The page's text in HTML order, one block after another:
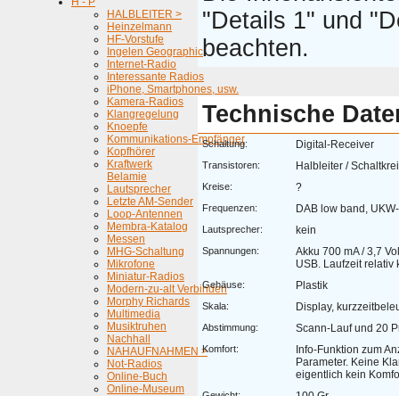
HALBLEITER >
Heinzelmann
HF-Vorstufe
Ingelen Geographic
Internet-Radio
Interessante Radios
iPhone, Smartphones, usw.
Kamera-Radios
Klangregelung
Knoepfe
Kommunikations-Empfänger
Kopfhörer
Kraftwerk
Belamie
Lautsprecher
Letzte AM-Sender
Loop-Antennen
Membra-Katalog
Messen
MHG-Schaltung
Mikrofone
Miniatur-Radios
Modern-zu-alt Verbinden
Morphy Richards
Multimedia
Musiktruhen
Nachhall
NAHAUFNAHMEN >
Not-Radios
Online-Buch
Online-Museum
"Details 1" und
beachten.
Technische
Schaltung: Digital-Receiver
Transistoren: Halbleiter /
Kreise: ?
Frequenzen: DAB low band,
Lautsprecher: kein
Spannungen:
Akku 700 mA / 3,7
USB. Laufzeit relativ
Gehäuse: Plastik
Skala: Display,
Abstimmung: Scann-Lauf und 20
Komfort:
Info-Funktion zum
Parameter. Keine
eigentlich kein